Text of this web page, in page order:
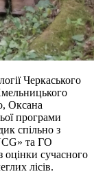
Черкаського
Оксана
програми
спільно з
та ГО
оцінки сучасного
лісів.